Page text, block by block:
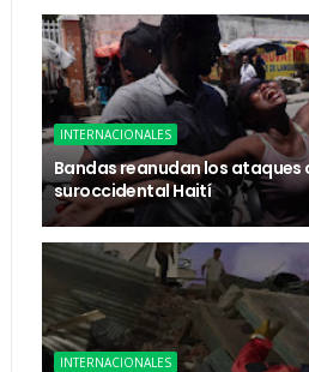
INTERNACIONALES
Bandas reanudan los ataques
suroccidental Haití
INTERNACIONALES